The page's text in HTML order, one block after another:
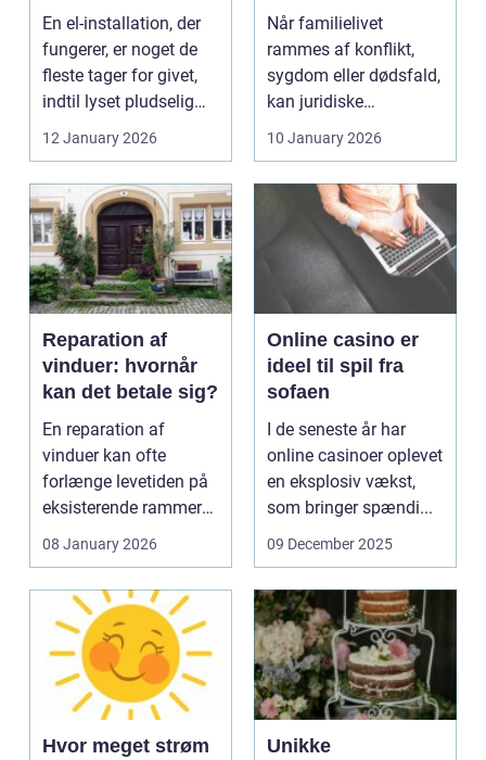
opgaven
En el-installation, der
fungerer, er noget de
fleste tager for givet,
indtil lyset pludselig
går, el...
12 January 2026
familien
Når familielivet
rammes af konflikt,
sygdom eller dødsfald,
kan juridiske
spørgsmål hurtigt
10 January 2026
Reparation af
vinduer: hvornår
kan det betale sig?
En reparation af
vinduer kan ofte
forlænge levetiden på
eksisterende rammer
og glas med ...
08 January 2026
Online casino er
ideel til spil fra
sofaen
I de seneste år har
online casinoer oplevet
en eksplosiv vækst,
som bringer spændi...
09 December 2025
Hvor meget strøm
Unikke